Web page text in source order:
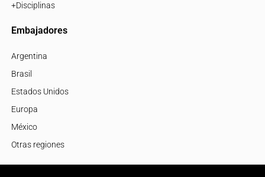
+Disciplinas
Embajadores
Argentina
Brasil
Estados Unidos
Europa
México
Otras regiones